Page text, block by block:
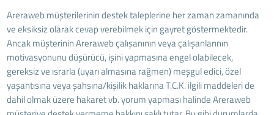
Areraweb müşterilerinin destek taleplerine her zaman zamanında
ve eksiksiz olarak cevap verebilmek için gayret göstermektedir.
Ancak müşterinin Areraweb çalışanının veya çalışanlarının
motivasyonunu düşürücü, işini yapmasına engel olabilecek,
gereksiz ve ısrarla (uyarı almasına rağmen) meşgul edici, özel
yaşantısına veya şahsına/kişilik haklarına T.C.K. ilgili maddeleri de
dahil olmak üzere hakaret vb. yorum yapması halinde Areraweb